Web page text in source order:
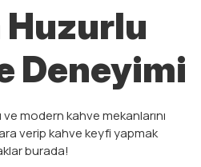
Huzurlu
Deneyimi
modern kahve mekanlarını
verip kahve keyfi yapmak
burada!